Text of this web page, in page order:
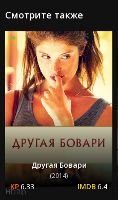
Смотрите также
Другая Бовари
(2014)
6.33 6.4
HDRip